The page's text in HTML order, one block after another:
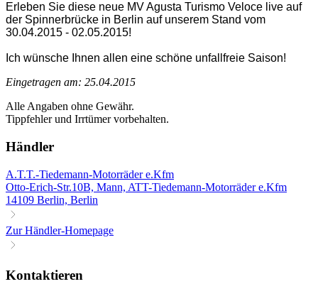
Erleben Sie diese neue MV Agusta Turismo Veloce live auf
der Spinnerbrücke in Berlin auf unserem Stand vom
30.04.2015 - 02.05.2015!
Ich wünsche Ihnen allen eine schöne unfallfreie Saison!
Eingetragen am: 25.04.2015
Alle Angaben ohne Gewähr.
Tippfehler und Irrtümer vorbehalten.
Händler
A.T.T.-Tiedemann-Motorräder e.Kfm
Otto-Erich-Str.10B, Mann, ATT-Tiedemann-Motorräder e.Kfm
14109 Berlin, Berlin
Zur Händler-Homepage
Kontaktieren